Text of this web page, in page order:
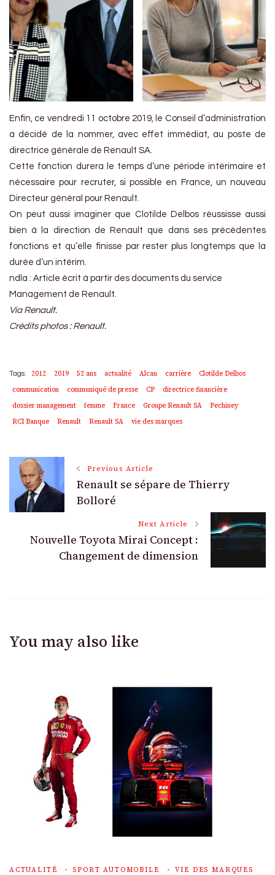
Enfin, ce vendredi 11 octobre 2019, le Conseil d’administration
a décidé de la nommer, avec effet immédiat, au poste de
directrice générale de Renault SA.
Cette fonction durera le temps d’une période intérimaire et
nécessaire pour recruter, si possible en France, un nouveau
Directeur général pour Renault.
On peut aussi imaginer que Clotilde Delbos réussisse aussi
bien à la direction de Renault que dans ses précédentes
fonctions et qu’elle finisse par rester plus longtemps que la
durée d’un intérim.
ndla : Article écrit à partir des documents du service
Management de Renault.
Via Renault.
Crédits photos : Renault.
Tags: 2012 2019 52 ans actualité Alcan carrière
Clotilde Delbos
communication
communiqué de presse CP
directrice financière
dossier management
femme France Groupe Renault SA
Pechiney
RCI Banque
Renault Renault SA vie des marques
Post
Navigation
Previous Article
Renault se sépare de Thierry
Bolloré
Next Article
Nouvelle Toyota Mirai Concept :
Changement de dimension
You may also like
ACTUALITÉ SPORT AUTOMOBILE VIE DES MARQUES